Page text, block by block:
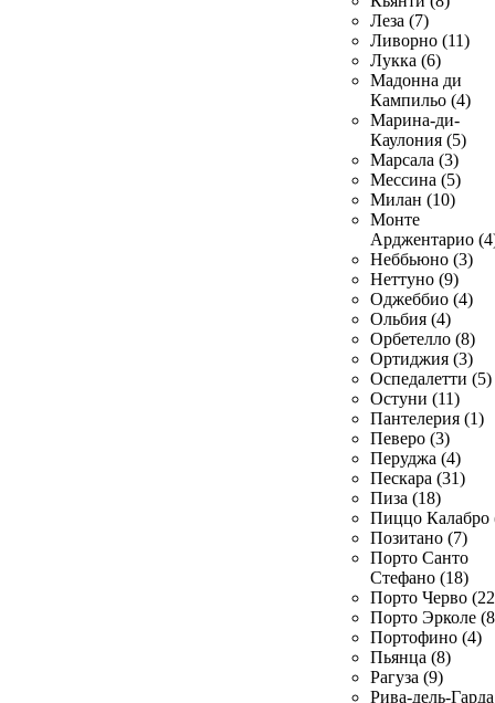
Леза (7)
Ливорно (11)
Лукка (6)
Мадонна ди
Кампильо (4)
Марина-ди-
Каулония (5)
Марсала (3)
Мессина (5)
Милан (10)
Монте
Арджентарио
Неббьюно (3)
Неттуно (9)
Оджеббио (4)
Ольбия (4)
Орбетелло (8)
Ортиджия (3)
Оспедалетти (5)
Остуни (11)
Пантелерия (1)
Певеро (3)
Перуджа (4)
Пескара (31)
Пиза (18)
Пиццо Калабро
Позитано (7)
Порто Санто
Стефано (18)
Порто Черво
Порто Эрколе
Портофино (4)
Пьянца (8)
Рагуза (9)
Рива-дель-